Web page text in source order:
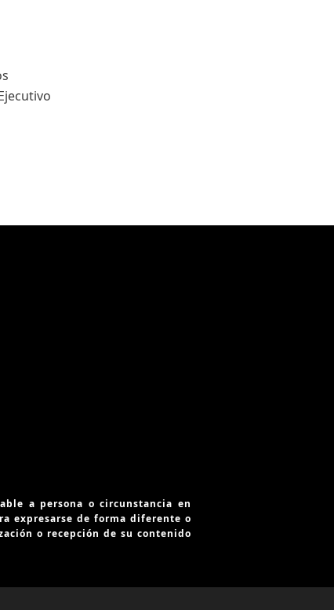
a persona o circunstancia en
expresarse de forma diferente o
o recepción de su contenido